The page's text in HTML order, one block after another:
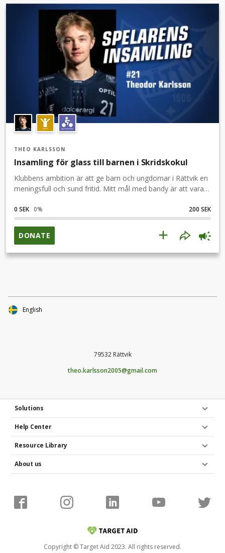
THEO KARLSSON
Insamling för glass till barnen i Skridskokul
Klubbens ambition är att ge barn och ungdomar i Rättvik en
meningsfull och sund fritid. Mitt mål med bandy är att vara
bandyspelare i IFK Rättvik. Därför vill jag att du är med och
bidrar till barnen som deltar i IFK:s Skridskokul. Bidra med
några glassar!
0 SEK 0% 200 SEK
DONATE
79532 Rättvik
theo.karlsson2005@gmail.com
Solutions
Help Center
Resource Library
About us
Copyright © Target Aid 2023. All rights reserved.
English